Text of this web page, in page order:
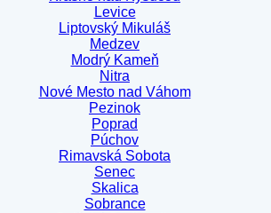
Levice
Liptovský Mikuláš
Medzev
Modrý Kameň
Nitra
Nové Mesto nad Váhom
Pezinok
Poprad
Púchov
Rimavská Sobota
Senec
Skalica
Sobrance